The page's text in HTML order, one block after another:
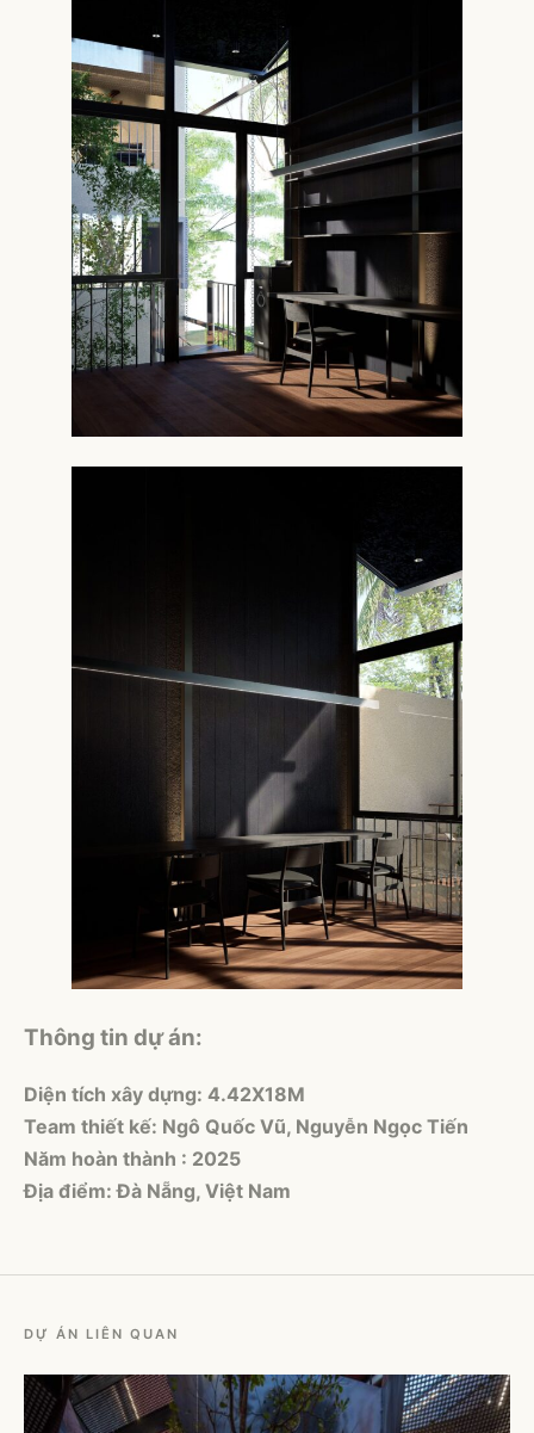
Thông tin dự án:
Diện tích xây dựng: 4.42X18M
Team thiết kế: Ngô Quốc Vũ, Nguyễn Ngọc Tiến
Năm hoàn thành : 2025
Địa điểm: Đà Nẵng, Việt Nam
DỰ ÁN LIÊN QUAN